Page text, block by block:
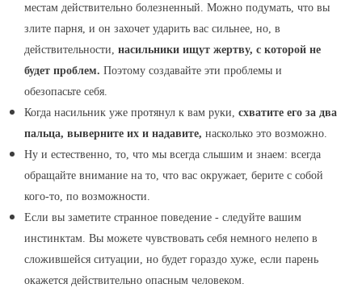
местам действительно болезненный. Можно подумать, что вы
злите парня, и он захочет ударить вас сильнее, но, в
действительности, насильники ищут жертву, с которой не
будет проблем. Поэтому создавайте эти проблемы и
обезопасьте себя.
Когда насильник уже протянул к вам руки, схватите его за два
пальца, выверните их и надавите, насколько это возможно.
Ну и естественно, то, что мы всегда слышим и знаем: всегда
обращайте внимание на то, что вас окружает, берите с собой
кого-то, по возможности.
Если вы заметите странное поведение - следуйте вашим
инстинктам. Вы можете чувствовать себя немного нелепо в
сложившейся ситуации, но будет гораздо хуже, если парень
окажется действительно опасным человеком.